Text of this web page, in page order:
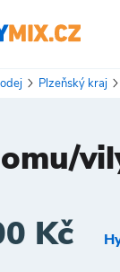
Plzeňský kraj
Kč